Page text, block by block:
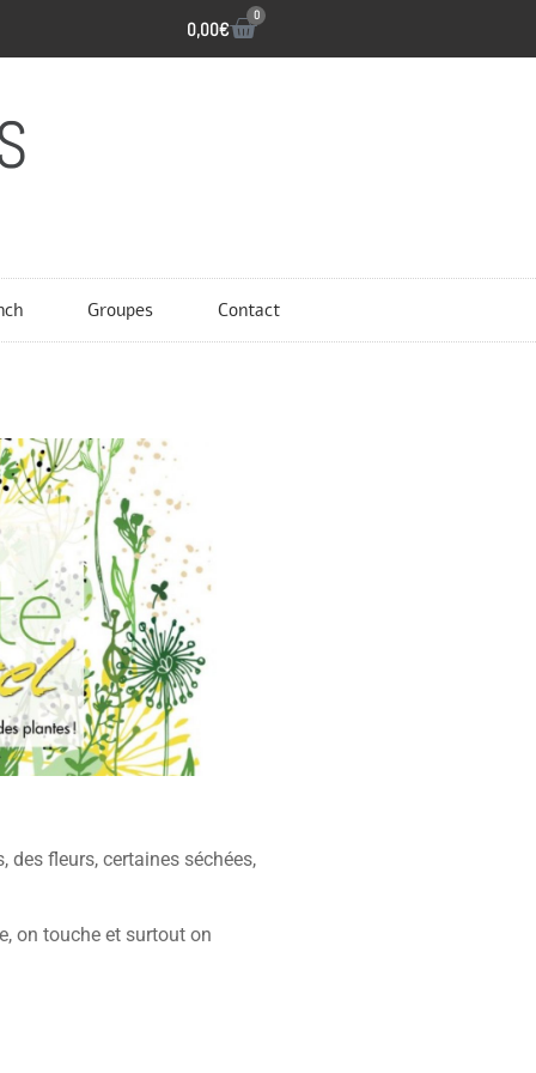
0,00€
0
Groupes Contact
des fleurs, certaines séchées,
on touche et surtout on